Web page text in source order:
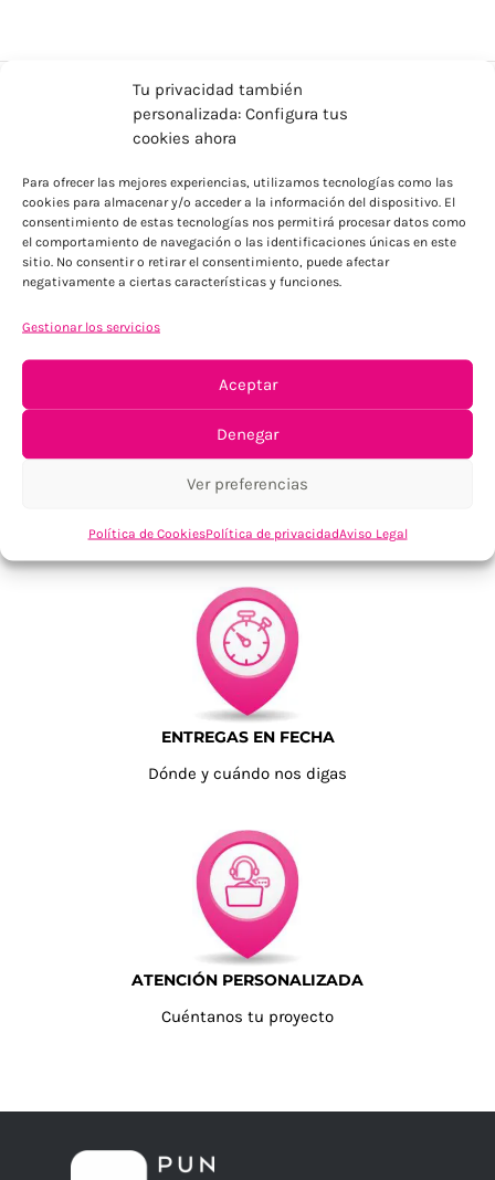
Tu privacidad también
personalizada: Configura tus
cookies ahora
Para ofrecer las mejores experiencias, utilizamos tecnologías como las
cookies para almacenar y/o acceder a la información del dispositivo. El
consentimiento de estas tecnologías nos permitirá procesar datos como
el comportamiento de navegación o las identificaciones únicas en este
sitio. No consentir o retirar el consentimiento, puede afectar
negativamente a ciertas características y funciones.
Gestionar los servicios
Aceptar
Denegar
Ver preferencias
Política de CookiesPolítica de privacidadAviso Legal
ENVÍOS ECONÓMICOS
Para Península, resto consultar
TU SATISFACCIÓN = LA NUESTRA
Tu confianza, nuestro objetivo
ENTREGAS EN FECHA
Dónde y cuándo nos digas
ATENCIÓN PERSONALIZADA
Cuéntanos tu proyecto